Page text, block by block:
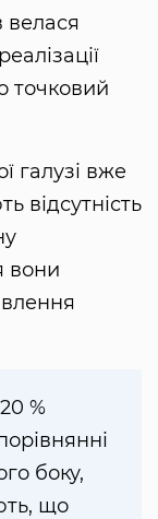
велася
точковий
галузі вже
відсутність
вони
%
боку,
що